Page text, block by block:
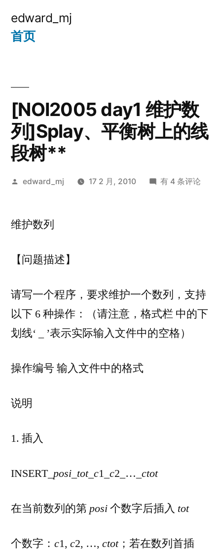
edward_mj
首页
[NOI2005 day1 维护数
列]Splay、平衡树上的线
段树**
发
edward_mj 17 2 月, 2010
[NOI2005
树
的
线
有 4 条评论
维护数列
【问题描述】
请写一个程序，要求维护一个数列，支持
以下 6 种操作：（请注意，格式栏 中的下
划线‘ _ ’表示实际输入文件中的空格）
操作编号 输入文件中的格式
说明
1. 插入
INSERT_ posi tot_ c1_ c2_…_ ctot
在当前数列的第 posi个数字后插入 tot
个数字： c1, c2, …, ctot；若在数列首插